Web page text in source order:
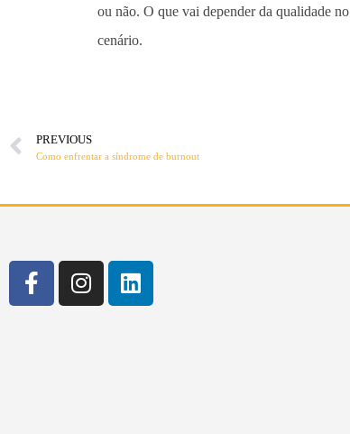
ou não. O que vai depender da qualidade
cenário.
PREVIOUS
Como enfrentar a síndrome de burnout